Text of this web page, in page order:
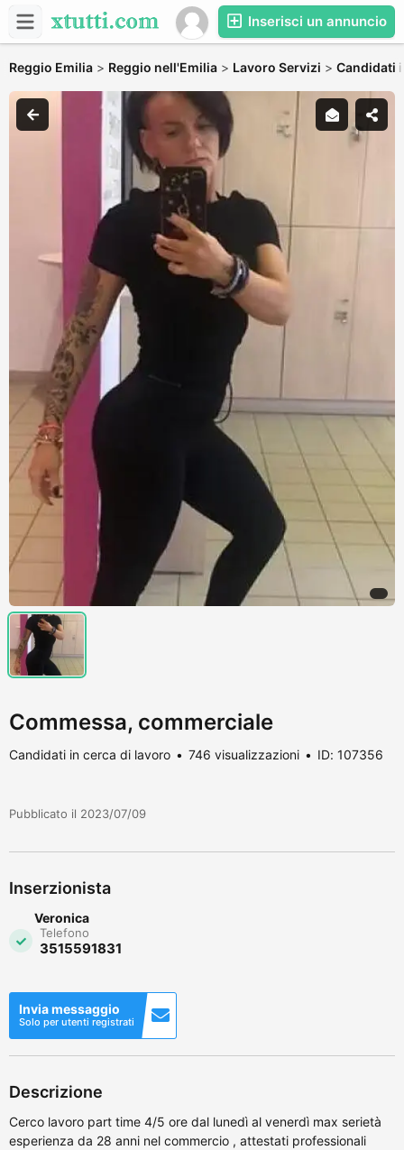
Inserisci un annuncio
Reggio Emilia > Reggio nell'Emilia > Lavoro Servizi > Candidati
Commessa, commerciale
Candidati in cerca di lavoro 746 visualizzazioni ID: 107356
Pubblicato il 2023/07/09
Inserzionista
Veronica
Telefono
3515591831
Invia messaggio
Solo per utenti registrati
Descrizione
Cerco lavoro part time 4/5 ore dal lunedì al venerdì max serietà
esperienza da 28 anni nel commercio , attestati professionali